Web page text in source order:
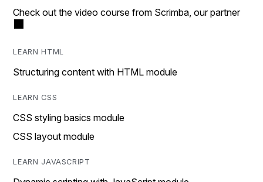
Check out the video course from Scrimba, our partner
LEARN HTML
Structuring content with HTML module
LEARN CSS
CSS styling basics module
CSS layout module
LEARN JAVASCRIPT